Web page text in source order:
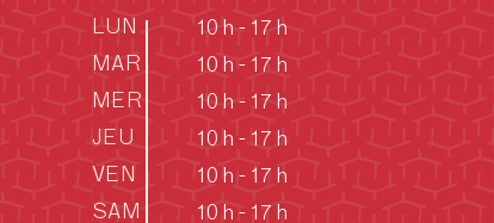
LUN
MAR
MER
JEU
VEN
SAM
10 h - 17 h
10 h - 17 h
10 h - 17 h
10 h - 17 h
10 h - 17 h
10 h - 17 h